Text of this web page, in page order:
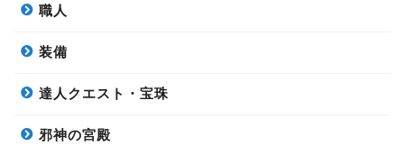
職人
装備
達人クエスト・宝珠
邪神の宮殿